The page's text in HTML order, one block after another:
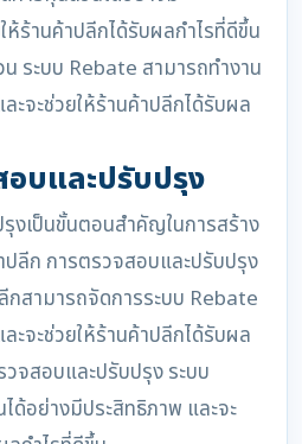
ห้ร้านค้าปลีกได้รับผลกำไรที่ดีขึ้น
น ระบบ Rebate สามารถทำงาน
ะจะช่วยให้ร้านค้าปลีกได้รับผล
อบและปรับปรุง
งเป็นขั้นตอนสำคัญในการสร้าง
ปลีก การตรวจสอบและปรับปรุง
กสามารถจัดการระบบ Rebate
ะจะช่วยให้ร้านค้าปลีกได้รับผล
วจสอบและปรับปรุง ระบบ
ด้อย่างมีประสิทธิภาพ และจะ